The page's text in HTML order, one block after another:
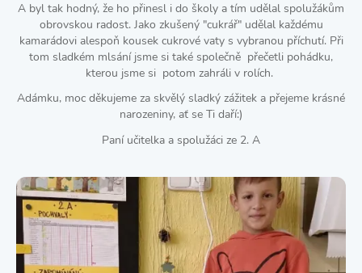
A byl tak hodný, že ho přinesl i do školy a tím udělal spolužákům
obrovskou radost. Jako zkušený "cukrář" udělal každému
kamarádovi alespoň kousek cukrové vaty s vybranou příchutí. Při
tom sladkém mlsání jsme si také společně přečetli pohádku,
kterou jsme si potom zahráli v rolích.
Adámku, moc děkujeme za skvělý sladký zážitek a přejeme krásné
narozeniny, ať se Ti daří:)
Paní učitelka a spolužáci ze 2. A